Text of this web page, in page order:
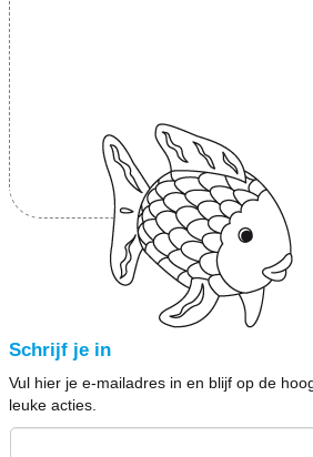
Schrijf je in
Vul hier je e-mailadres in en blijf op de
leuke acties.